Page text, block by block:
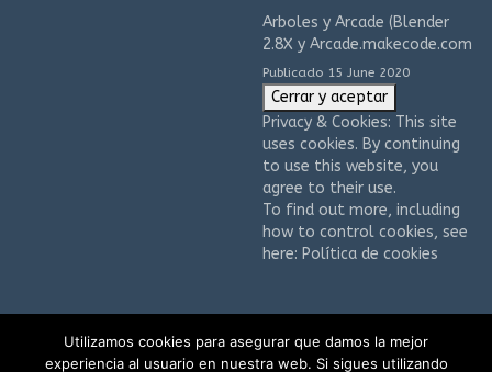
Arboles y Arcade (Blender
2.8X y Arcade.makecode.com
Publicado 15 June 2020
Privacy & Cookies: This site
uses cookies. By continuing
to use this website, you
agree to their use.
To find out more, including
how to control cookies, see
here: Política de cookies
© 2005 - 2026 LiNbertec . Todos los derechos reservados.
Utilizamos cookies para asegurar que damos la mejor
experiencia al usuario en nuestra web. Si sigues utilizando